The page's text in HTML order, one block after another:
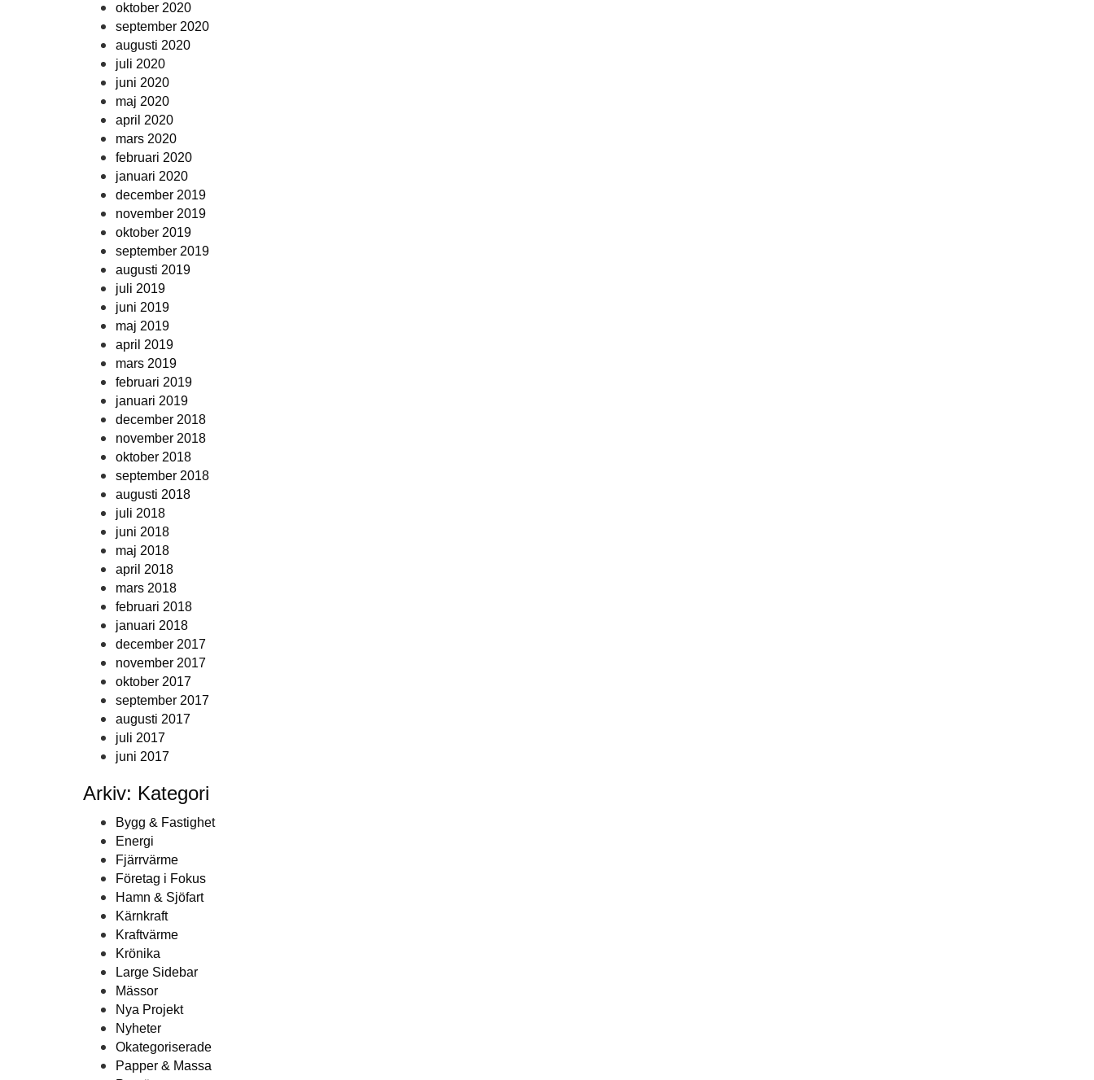
oktober 2020
september 2020
augusti 2020
juli 2020
juni 2020
maj 2020
april 2020
mars 2020
februari 2020
januari 2020
december 2019
november 2019
oktober 2019
september 2019
augusti 2019
juli 2019
juni 2019
maj 2019
april 2019
mars 2019
februari 2019
januari 2019
december 2018
november 2018
oktober 2018
september 2018
augusti 2018
juli 2018
juni 2018
maj 2018
april 2018
mars 2018
februari 2018
januari 2018
december 2017
november 2017
oktober 2017
september 2017
augusti 2017
juli 2017
juni 2017
Arkiv: Kategori
Bygg & Fastighet
Energi
Fjärrvärme
Företag i Fokus
Hamn & Sjöfart
Kärnkraft
Kraftvärme
Krönika
Large Sidebar
Mässor
Nya Projekt
Nyheter
Okategoriserade
Papper & Massa